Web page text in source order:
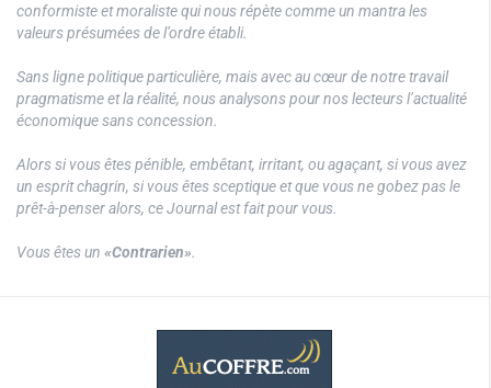
conformiste et moraliste qui nous répète comme un mantra les
valeurs présumées de l’ordre établi.
Sans ligne politique particulière, mais avec au cœur de notre travail
pragmatisme et la réalité, nous analysons pour nos lecteurs l’actualité
économique sans concession.
Alors si vous êtes pénible, embêtant, irritant, ou agaçant, si vous avez
un esprit chagrin, si vous êtes sceptique et que vous ne gobez pas le
prêt-à-penser alors, ce Journal est fait pour vous.
Vous êtes un «Contrarien».